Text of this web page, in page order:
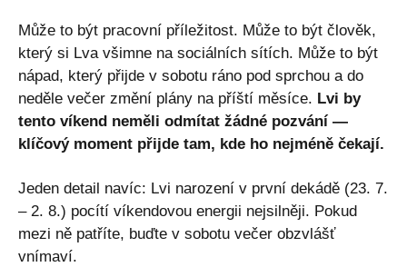
Může to být pracovní příležitost. Může to být člověk,
který si Lva všimne na sociálních sítích. Může to být
nápad, který přijde v sobotu ráno pod sprchou a do
neděle večer změní plány na příští měsíce. Lvi by
tento víkend neměli odmítat žádné pozvání —
klíčový moment přijde tam, kde ho nejméně čekají.
Jeden detail navíc: Lvi narození v první dekádě (23. 7.
– 2. 8.) pocítí víkendovou energii nejsilněji. Pokud
mezi ně patříte, buďte v sobotu večer obzvlášť
vnímaví.